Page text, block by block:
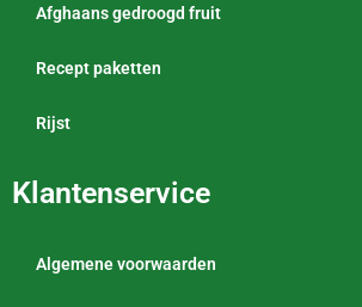
Afghaans gedroogd fruit
Recept paketten
Rijst
Klantenservice
Algemene voorwaarden